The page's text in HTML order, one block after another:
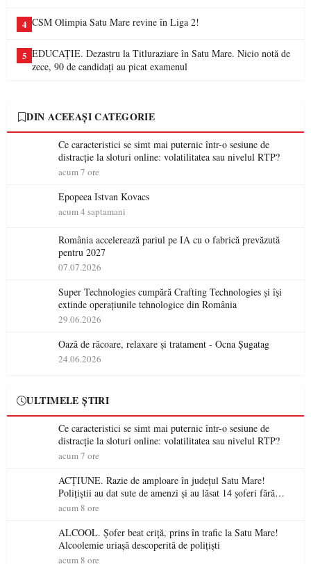
4 CSM Olimpia Satu Mare revine în Liga 2!
5 EDUCAȚIE. Dezastru la Titluraziare în Satu Mare. Nicio notă de
zece, 90 de candidați au picat examenul
DIN ACEEAȘI CATEGORIE
Ce caracteristici se simt mai puternic într-o sesiune de
distracție la sloturi online: volatilitatea sau nivelul RTP?
acum 7 ore
Epopeea Istvan Kovacs
acum 4 saptamani
România accelerează pariul pe IA cu o fabrică prevăzută
pentru 2027
07.07.2026
Super Technologies cumpără Crafting Technologies și își
extinde operațiunile tehnologice din România
29.06.2026
Oază de răcoare, relaxare și tratament - Ocna Șugatag
24.06.2026
ULTIMELE ȘTIRI
Ce caracteristici se simt mai puternic într-o sesiune de
distracție la sloturi online: volatilitatea sau nivelul RTP?
acum 7 ore
ACȚIUNE. Razie de amploare în județul Satu Mare!
Polițiștii au dat sute de amenzi și au lăsat 14 șoferi fără
permis într-o singură zi
acum 8 ore
ALCOOL. Șofer beat criță, prins în trafic la Satu Mare!
Alcoolemie uriașă descoperită de polițiști
acum 8 ore